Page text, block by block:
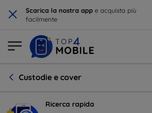
× Scarica la nostra app e acquista più
facilmente
Custodie e cover
Ricerca rapida